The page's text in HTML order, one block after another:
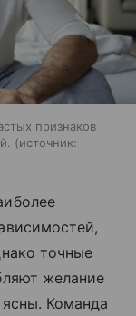
признаков
источник:
точные
желание
Команда